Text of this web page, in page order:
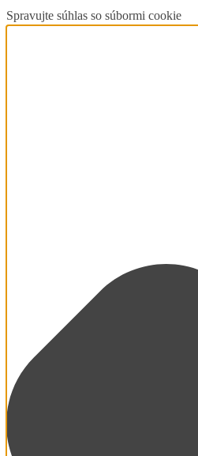
Spravujte súhlas so súbormi cookie